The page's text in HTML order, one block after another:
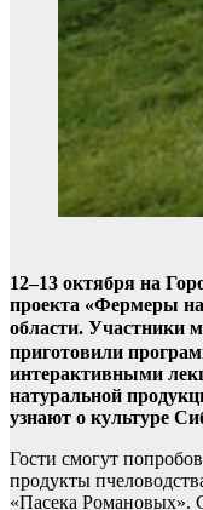
12–13 октября на
проекта «Фермеры
области. Участники
приготовили
интерактивными
натуральной
узнают о культуре
Гости смогут
продукты
«Пасека Романовых».